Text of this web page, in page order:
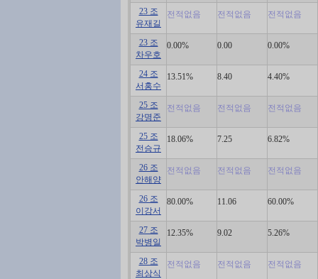
23 조
유재길
전적없음 전적없음 전적없음
23 조
차우호
0.00% 0.00 0.00%
24 조
서홍수
13.51% 8.40 4.40%
25 조
강명준
전적없음 전적없음 전적없음
25 조
전승규
18.06% 7.25 6.82%
26 조
안해양
전적없음 전적없음 전적없음
26 조
이강서
80.00% 11.06 60.00%
27 조
박병일
12.35% 9.02 5.26%
28 조
최상식
전적없음 전적없음 전적없음